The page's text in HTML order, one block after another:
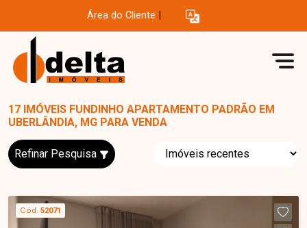
Área do Cliente
17 IMÓVEIS FUNDINHO APARTAMENTO PADRÃO EM
UBERLÂNDIA, MG PARA VENDA
Refinar Pesquisa
Cód. 52071